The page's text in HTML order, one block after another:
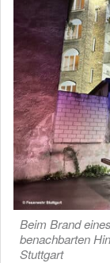
Beim Brand
benachbarten
Stuttgart